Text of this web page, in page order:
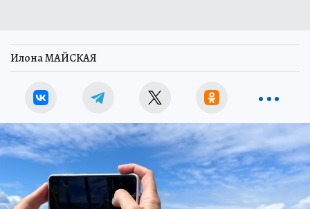
Илона МАЙСКАЯ